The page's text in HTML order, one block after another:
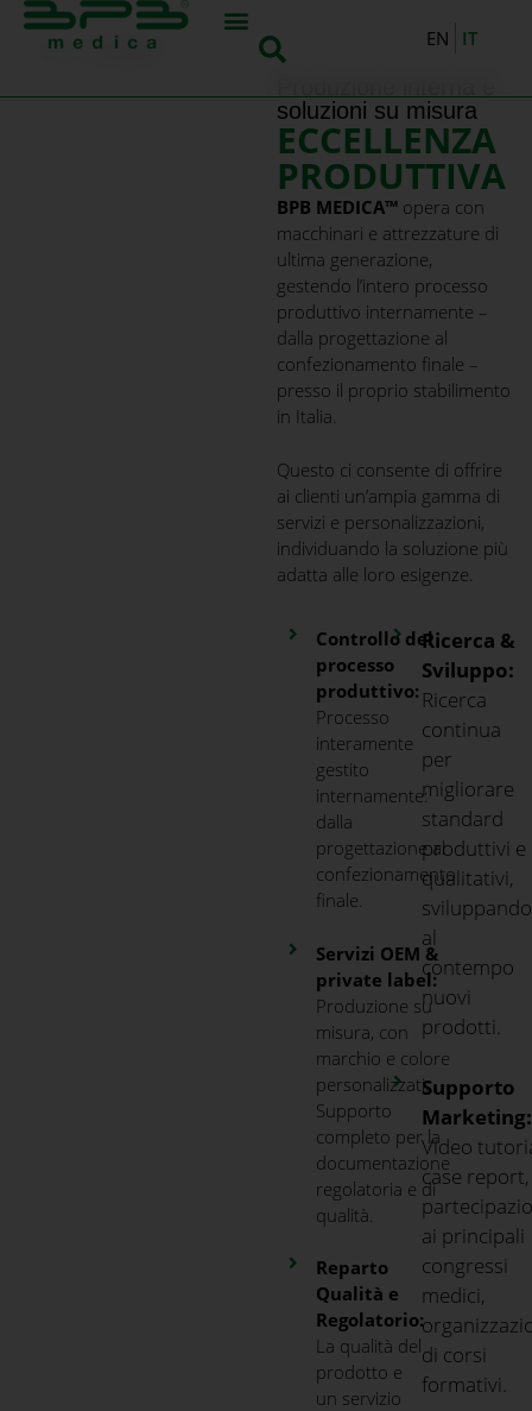
EN IT
Home»SERVIZI
soluzioni su misura
ECCELLENZA
PRODUTTIVA
BPB MEDICA™opera con
macchinari e attrezzature di
ultima generazione,
gestendo l’intero processo
produttivo internamente –
dalla progettazione al
confezionamento finale –
presso il proprio stabilimento
in Italia.
Questo ci consente di offrire
ai clienti un’ampia gamma di
servizi e personalizzazioni,
individuando la soluzione più
adatta alle loro esigenze.
Controllo del
processo
produttivo:
Processo
interamente
gestito
internamente:
dalla
progettazione al
confezionamento
finale.
Servizi OEM &
private label:
Produzione su
misura, con
marchio e colore
personalizzati.
Supporto
completo per la
documentazione
regolatoria e di
qualità.
Reparto
Qualità e
Regolatorio:
La qualità del
prodotto e
un servizio
Ricerca &
Sviluppo:
Ricerca
continua
per
migliorare
standard
produttivi e
qualitativi,
sviluppando
al
contempo
nuovi
prodotti.
Supporto
Marketing:
Video
case report,
ai principali
congressi
medici,
di corsi
formativi.